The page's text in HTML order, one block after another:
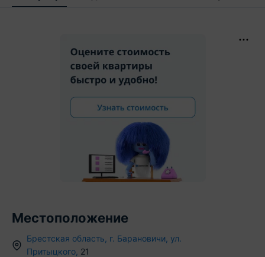
Местоположение
Брестская область г. Барановичи ул.
Притыцкого 21